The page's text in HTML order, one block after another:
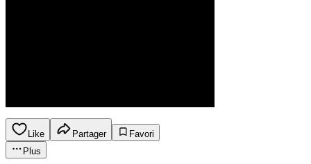
Like Partager
Favori
Plus